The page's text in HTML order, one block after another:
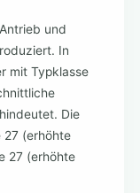
und
In
mit Typklasse
Die
27 (erhöhte
27 (erhöhte